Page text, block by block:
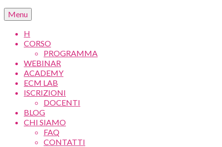
Menu
H
CORSO
PROGRAMMA
WEBINAR
ACADEMY
ECM LAB
ISCRIZIONI
DOCENTI
BLOG
CHI SIAMO
FAQ
CONTATTI